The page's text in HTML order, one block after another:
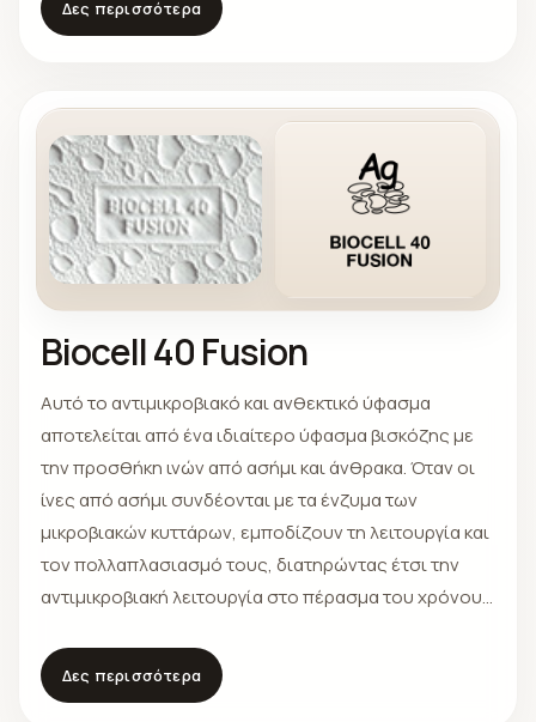
Δες περισσότερα
Biocell 40 Fusion
Αυτό το αντιμικροβιακό και ανθεκτικό ύφασμα
αποτελείται από ένα ιδιαίτερο ύφασμα βισκόζης με
την προσθήκη ινών από ασήμι και άνθρακα. Όταν οι
ίνες από ασήμι συνδέονται με τα ένζυμα των
μικροβιακών κυττάρων, εμποδίζουν τη λειτουργία και
τον πολλαπλασιασμό τους, διατηρώντας έτσι την
αντιμικροβιακή λειτουργία στο πέρασμα του χρόνου.
ανθρώπινο σώμα και η ομοιόμορφη διαμοίραση της
ίδιας θερμότητας σε όλο το εξωτερικό των
Δες περισσότερα